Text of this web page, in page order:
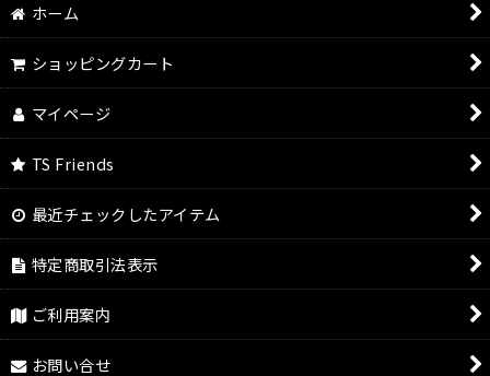
ホーム
ショッピングカート
マイページ
TS Friends
最近チェックしたアイテム
特定商取引法表示
ご利用案内
お問い合せ